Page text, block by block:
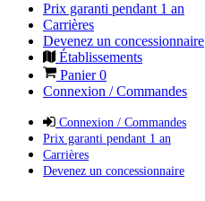
Prix garanti pendant 1 an
Carrières
Devenez un concessionnaire
Établissements
Panier0
Connexion / Commandes
Connexion / Commandes
Prix garanti pendant 1 an
Carrières
Devenez un concessionnaire